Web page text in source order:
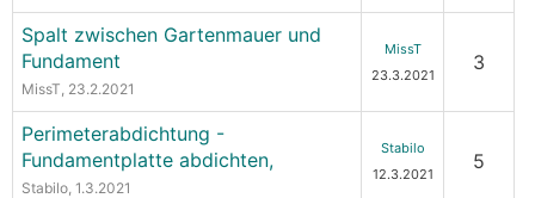
Spalt zwischen Gartenmauer und
Fundament
MissT, 23.2.2021
MissT
23.3.2021
3
Perimeterabdichtung -
Fundamentplatte abdichten,
Stabilo, 1.3.2021
Stabilo
12.3.2021
5